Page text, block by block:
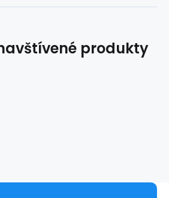
produkty